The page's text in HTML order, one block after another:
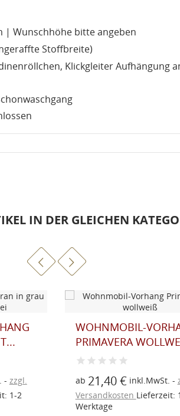
| Wunschhöhe bitte angeben
Stoffbreite)
Klickgleiter Aufhängung
IN DER GLEICHEN
zzgl.
1-2
WOHNMOBIL-
PRIMAVERA
ab 21,40 € inkl.MwSt.
Versandkosten Lieferzeit:
Werktage
Wunschliste